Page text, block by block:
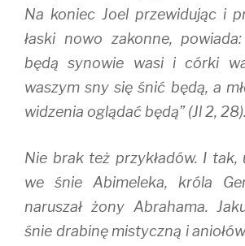
Na koniec Joel przewidując i
łaski nowo zakonne,
będą synowie wasi i córki
waszym sny się śnić będą, a
widzenia oglądać będą” (Jl 2, 28).
Nie brak też przykładów. I tak,
we śnie Abimeleka, króla
naruszał żony Abrahama.
śnie drabinę mistyczną i